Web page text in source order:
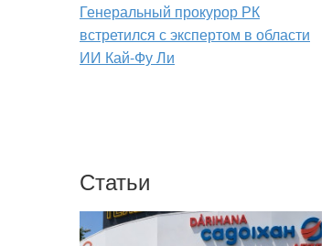
Генеральный прокурор РК
встретился с экспертом в области
ИИ Кай-Фу Ли
Статьи